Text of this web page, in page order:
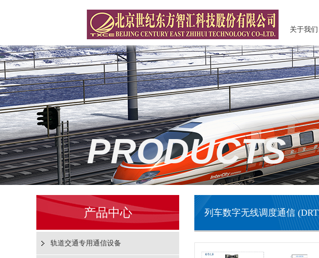
关于我们
PRODUCTS
产品中心
轨道交通专用通信设备
列车数字无线调度通信